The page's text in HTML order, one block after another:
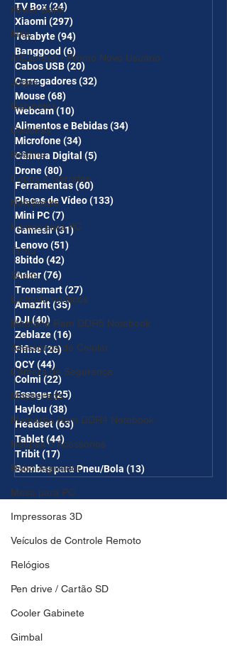
Power Bank
Mifa
AliExpress - Promo Novo Usuário
Jogos
Gabinetes
Cadeiras
Realme
Copos e Garrafas
Notebooks
Fontes para PC
Temu
Shein
Eletrodomésticos
Memória Ram DDR5 Notebook
Acessórios de Celular
Câmera de Segurança
MousePads
Memórtia Ram DDR4 Notebook
Roupas e Acessórios
Robô Aspirador
Mesa para PC
Impressoras 3D
Veículos de Controle Remoto
Relógios
Pen drive / Cartão SD
Cooler Gabinete
Gimbal
TV Box(24)
Xiaomi (297)
Terabyte(94)
Banggood (6) 6 posts
Cabos USB(20)
Carregadores(32)
Mouse(68)
Webcam(10)
Alimentos e Bebidas(34)
Microfone(34)
Câmera Digital (5)
Drone(80)
Ferramentas(60)
Placas de Vídeo(133)
Mini PC(7)
Gamesir(31)31 posts
Lenovo(51)
8bitdo(42)
Anker(76)
Tronsmart(27)
Amazfit(35)35 posts
DJI(40) 40 posts
Zeblaze(16)
Fifine(26)26 posts
QCY(44)
Colmi (22) 22 posts
Essager(25)
Haylou(38)
Headset(63)63 posts
Tablet(44) 44 posts
Tribit(17)
Bombas para Pneu/Bola (13)